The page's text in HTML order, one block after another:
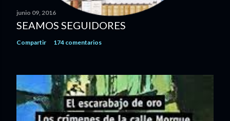
a
r
o
junio 09, 2016
SEAMOS SEGUIDORES
Compartir 174 comentarios